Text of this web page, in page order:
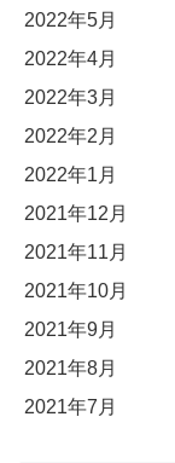
2022年5月
2022年4月
2022年3月
2022年2月
2022年1月
2021年12月
2021年11月
2021年10月
2021年9月
2021年8月
2021年7月